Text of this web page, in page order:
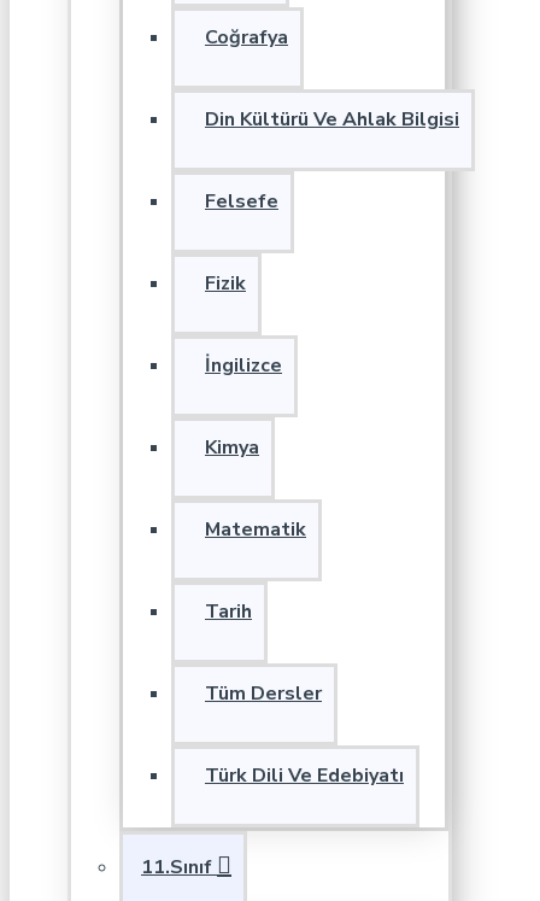
Coğrafya
Din Kültürü Ve Ahlak Bilgisi
Felsefe
Fizik
İngilizce
Kimya
Matematik
Tarih
Tüm Dersler
Türk Dili Ve Edebiyatı
11.Sınıf